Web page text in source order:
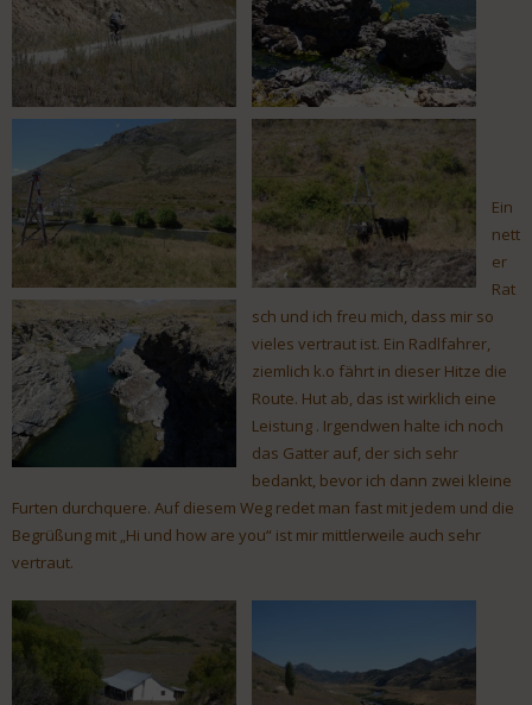
Ein
nett
er
Rat
sch und ich freu mich, dass mir so
vieles vertraut ist. Ein Radlfahrer,
ziemlich k.o fährt in dieser Hitze die
Route. Hut ab, das ist wirklich eine
Leistung . Irgendwen halte ich noch
das Gatter auf, der sich sehr
bedankt, bevor ich dann zwei kleine
Furten durchquere. Auf diesem Weg redet man fast mit jedem und die
Begrüßung mit „Hi und how are you“ ist mir mittlerweile auch sehr
vertraut.